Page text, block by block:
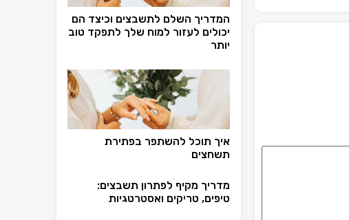
המדריך השלם לתשבצים וכיצד הם
יכולים לעזור למוח שלך לתפקד טוב
יותר
איך תוכל להשתפר בפתירת
תשחצים
מדריך מקיף לפתרון תשבצים:
טיפים, טריקים ואסטרטגיות